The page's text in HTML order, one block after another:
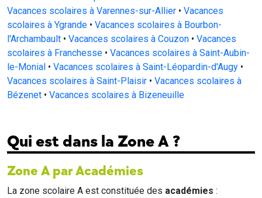
Vacances scolaires à Varennes-sur-Allier • Vacances
scolaires à Ygrande • Vacances scolaires à Bourbon-
l'Archambault • Vacances scolaires à Couzon • Vacances
scolaires à Franchesse • Vacances scolaires à Saint-Aubin-
le-Monial • Vacances scolaires à Saint-Léopardin-d'Augy •
Vacances scolaires à Saint-Plaisir • Vacances scolaires à
Bézenet • Vacances scolaires à Bizeneuille
Qui est dans la Zone A ?
Zone A par Académies
La zone scolaire A est constituée des académies :